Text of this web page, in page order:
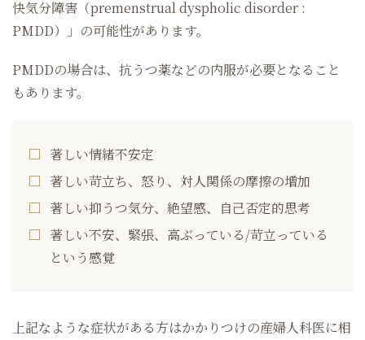
快気分障害（premenstrual dyspholic disorder :
PMDD）」の可能性があります。
PMDDの場合は、抗うつ薬などの内服が必要となること
もあります。
著しい情緒不安定
著しい苛立ち、怒り、対人関係の摩擦の増加
著しい抑うつ気分、絶望感、自己否定的思考
著しい不安、緊張、高ぶっている/苛立っている
という感覚
上記なような症状がある方はかかりつけの産婦人科医に相